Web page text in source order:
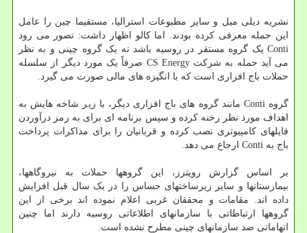
نشریه دیلی میل و سایر مطبوعات استرالیا، مستقیما چین را عامل
این حمله معرفی کرده بودند. اما کالو اظهار داشت: تصور می رود
Conti یک گروه مستقر در روسیه باشد نه یک گروه چینی و به نظر
می آید حمله به شرکت CS Energy صرفاً یک مورد دیگر از سلسله
حملات باج افزاری است که با انگیزه های مالی صورت می گیرد.
گروه Conti مانند گروه های باج افزاری دیگر، با زیر شاخه هایش به
اهداف مورد نظر رخنه کرده و سپس برنامه ای برای به رمز درآوردن
فایلهای کامپیوتری نصب کرده و قربانیان را برای مذاکرات پرداخت
باج به Conti ارجاع می دهد.
بر اساس گزارش رویترز، این گروهها حملات به نیروگاهها،
بیمارستانها و سایر زیرساختهای حساس را در یک سال قبل افزایش
داده اند. مقامات و محققان غربی اعلام نموده اند برخی از این
گروهها ارتباطاتی با سازمانهای اطلاعاتی روسیه دارند اما چنین
اتهاماتی ضد سازمانهای چینی مطرح نشده است.